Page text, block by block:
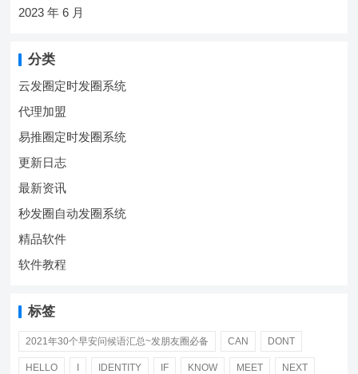
2023 年 6 月
分类
云发圈定时发圈系统
代理加盟
易推圈定时发圈系统
更新日志
最新资讯
秒发圈自动发圈系统
精品软件
软件教程
标签
2021年30个早安问候语汇总~发朋友圈必备 CAN DONT
HELLO IDENTITY IF KNOW MEET NEXT